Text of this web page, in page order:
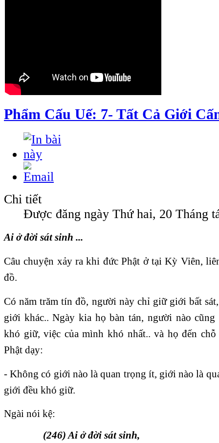
Phẩm Cấu Uế: 7- Tất Cả Giới
Chi tiết
Được đăng ngày Thứ hai, 20 Tháng
Ai ở đời sát sinh ...
Câu chuyện xảy ra khi đức Phật ở tại Kỳ Viên,
đồ.
Có năm trăm tín đồ, người này chỉ giữ giới bất
giới khác.. Ngày kia họ bàn tán, người nào
khó giữ, việc của mình khó nhất.. và họ đến chỗ
Phật dạy:
- Không có giới nào là quan trọng ít, giới nào là
giới đều khó giữ.
Ngài nói kệ:
(246) Ai ở đời sát sinh,